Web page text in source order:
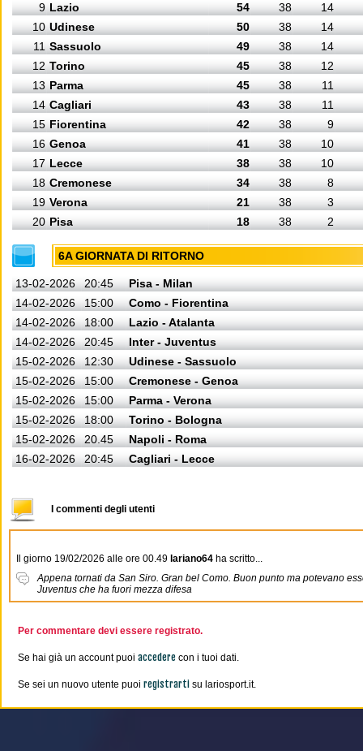
9 Lazio 54 38
14
10 Udinese 50 38
14
11 Sassuolo 49 38
14
12 Torino 45 38
12
13 Parma 45 38
11
14 Cagliari 43 38
11
15 Fiorentina 42 38
9
16 Genoa 41 38
10
17 Lecce 38 38
10
18 Cremonese 34 38
8
19 Verona 21 38
3
20 Pisa 18 38 2
6A GIORNATA DI RITORNO
13-02-2026 20:45
Pisa - Milan
14-02-2026
15:00
Como - Fiorentina
14-02-2026
18:00
Lazio - Atalanta
14-02-2026
20:45
Inter - Juventus
15-02-2026
12:30
Udinese - Sassuolo
15-02-2026
15:00
Cremonese - Genoa
15-02-2026
15:00
Parma - Verona
15-02-2026
18:00
Torino - Bologna
15-02-2026
20.45
Napoli - Roma
16-02-2026
20:45 Cagliari - Lecce
I commenti degli utenti
Il giorno 19/02/2026 alle ore 00.49 lariano64 ha scritto...
Appena tornati da San Siro. Gran bel Como. Buon punto ma potevano
Juventus che ha fuori mezza difesa
Per commentare devi essere registrato.
Se hai già un account puoi accedere con i tuoi dati.
Se sei un nuovo utente puoi registrarti su lariosport.it.